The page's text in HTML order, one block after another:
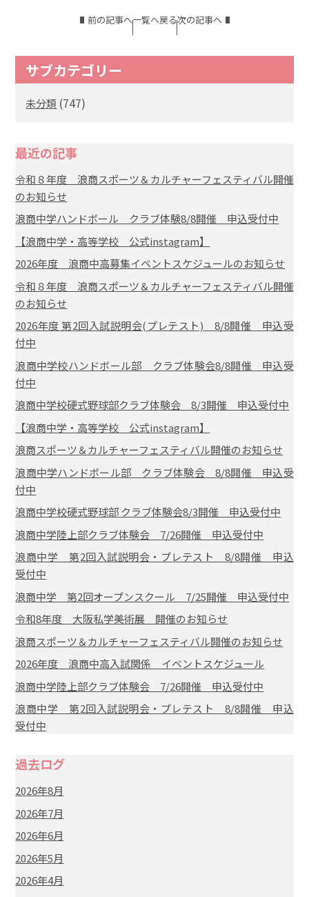
前の記事へ一覧へ戻る次の記事へ
サブカテゴリー
未分類 (747)
最近の記事
令和８年度 浪商スポーツ＆カルチャーフェスティバル開催
のお知らせ
浪商中学ハンドボール クラブ体験8/8開催 申込受付中
【浪商中学・高等学校 公式instagram】
2026年度 浪商中高募集イベントスケジュールのお知らせ
令和８年度 浪商スポーツ＆カルチャーフェスティバル開催
のお知らせ
2026年度 第2回入試説明会(プレテスト) 8/8開催 申込受
付中
浪商中学校ハンドボール部 クラブ体験会8/8開催 申込受
付中
浪商中学校硬式野球部クラブ体験会 8/3開催 申込受付中
【浪商中学・高等学校 公式instagram】
浪商スポーツ＆カルチャーフェスティバル開催のお知らせ
浪商中学ハンドボール部 クラブ体験会 8/8開催 申込受
付中
浪商中学校硬式野球部 クラブ体験会8/3開催 申込受付中
浪商中学陸上部クラブ体験会 7/26開催 申込受付中
浪商中学 第2回入試説明会・プレテスト 8/8開催 申込
受付中
浪商中学 第2回オープンスクール 7/25開催 申込受付中
令和8年度 大阪私学美術展 開催のお知らせ
浪商スポーツ＆カルチャーフェスティバル開催のお知らせ
2026年度 浪商中高入試関係 イベントスケジュール
浪商中学陸上部クラブ体験会 7/26開催 申込受付中
浪商中学 第2回入試説明会・プレテスト 8/8開催 申込
受付中
過去ログ
2026年8月
2026年7月
2026年6月
2026年5月
2026年4月